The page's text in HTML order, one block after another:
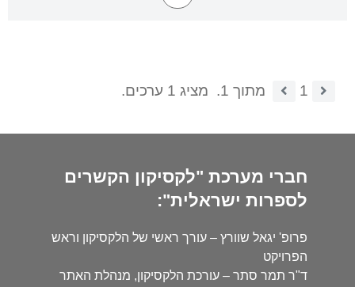
1 מתוך 1. מציג 1 ערכים.
חברי מערכת "לקסיקון הקשרים
לספרות ישראלית":
פרופ' יגאל שוורץ – עורך ראשי של הלקסיקון וראש
הפרויקט
ד"ר תמר סתר – עורכת הלקסיקון, מנהלת האתר